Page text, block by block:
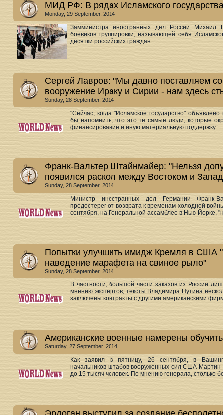
МИД РФ: В рядах Исламского
Monday, 29 September. 2014
Замминистра иностранных дел России Михаил
боевиков группировки, называющей себя
десятки российских граждан....
Сергей Лавров: "Мы давно поставляем
вооружение Ираку и Сирии - нам здесь
Sunday, 28 September. 2014
"Сейчас, когда "Исламское государство"
бы напомнить, что это те самые люди, которые
финансирование и иную материальную поддержку ...
Франк-Вальтер Штайнмайер: "Нельзя
появился раскол между Востоком и
Sunday, 28 September. 2014
Министр иностранных дел Германии Франк-
предостерег от возврата к временам холодной
сентября, на Генеральной ассамблее в Нью-Йорке,
Попытки улучшить имидж Кремля в США
наведение марафета на свиное рыло"
Sunday, 28 September. 2014
В частности, большой части заказов из России
мнению экспертов, тексты Владимира Путина
заключены контракты с другими американскими
Американские военные намерены
Saturday, 27 September. 2014
Как заявил в пятницу, 26 сентября, в
начальников штабов вооруженных сил США Мартин
до 15 тысяч человек. По мнению генерала, столько
Эрдоган выступил за создание